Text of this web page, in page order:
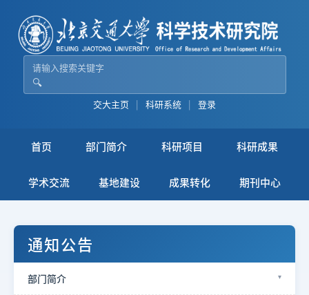
🔍
交大主页 | 科研系统 | 登录
首页 部门简介 科研项目 科研成果
学术交流 基地建设 成果转化 期刊中心
通知公告
部门简介